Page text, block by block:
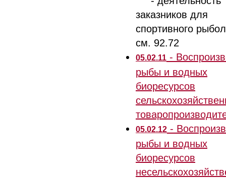
заказников для
спортивного
см. 92.72
05.02.11 -
рыбы и водных
биоресурсов
05.02.12 -
рыбы и водных
биоресурсов